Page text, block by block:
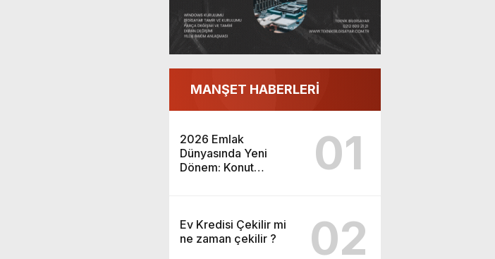
MANŞET HABERLERİ
2026 Emlak
Dünyasında Yeni
Dönem: Konut
01
Ev Kredisi Çekilir mi
ne zaman çekilir ?
02